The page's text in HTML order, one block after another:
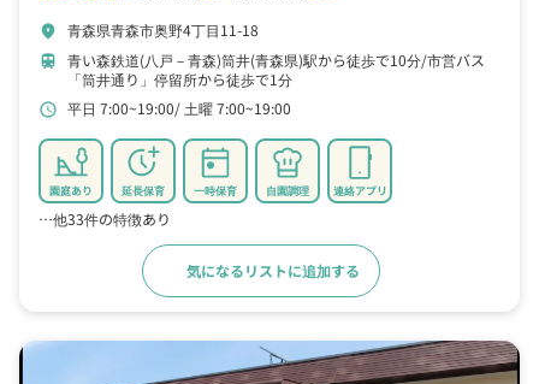
location_on 青森県青森市奥野4丁目11-18
train 青い森鉄道(八戸－青森)筒井(青森県)駅から徒歩で10分 市営バス
「筒井通り」停留所から徒歩で1分
schedule 平日 7:00~19:00 土曜 7:00~19:00
園庭あり 延長保育 一時保育 自園調理 連絡アプリ
…他33件の特徴あり
気になるリストに追加する